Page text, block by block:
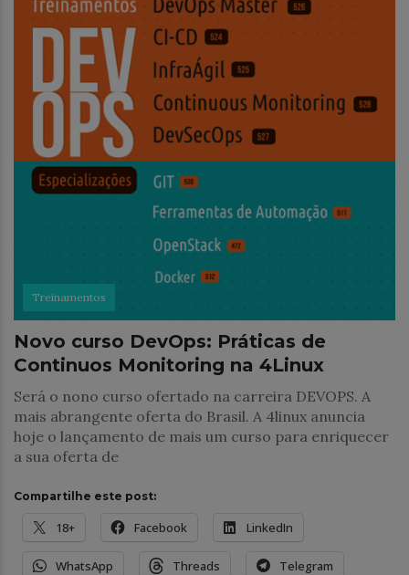
Treinamentos
Novo curso DevOps: Práticas de
Continuos Monitoring na 4Linux
Será o nono curso ofertado na carreira DEVOPS. A
mais abrangente oferta do Brasil. A 4linux anuncia
hoje o lançamento de mais um curso para enriquecer
a sua oferta de
Compartilhe este post:
18+ Facebook LinkedIn
WhatsApp Threads Telegram